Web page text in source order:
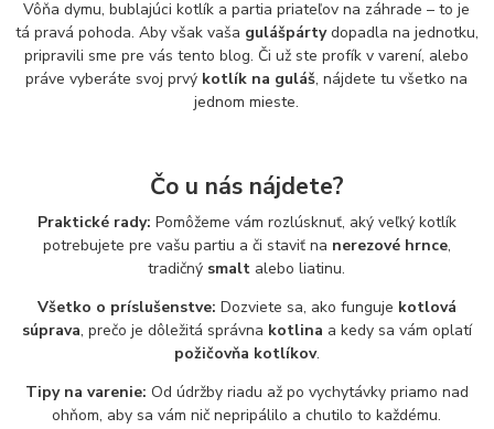
Vôňa dymu, bublajúci kotlík a partia priateľov na záhrade – to je
tá pravá pohoda. Aby však vaša gulášpártydopadla na jednotku,
pripravili sme pre vás tento blog. Či už ste profík v varení, alebo
práve vyberáte svoj prvý kotlík na guláš, nájdete tu všetko na
jednom mieste.
Čo u nás nájdete?
Praktické rady: Pomôžeme vám rozlúsknuť, aký veľký kotlík
potrebujete pre vašu partiu a či staviť na nerezové hrnce,
tradičný smalt alebo liatinu.
Všetko o príslušenstve: Dozviete sa, ako funguje kotlová
súprava, prečo je dôležitá správna kotlina a kedy sa vám oplatí
požičovňa kotlíkov.
Tipy na varenie: Od údržby riadu až po vychytávky priamo nad
ohňom, aby sa vám nič nepripálilo a chutilo to každému.